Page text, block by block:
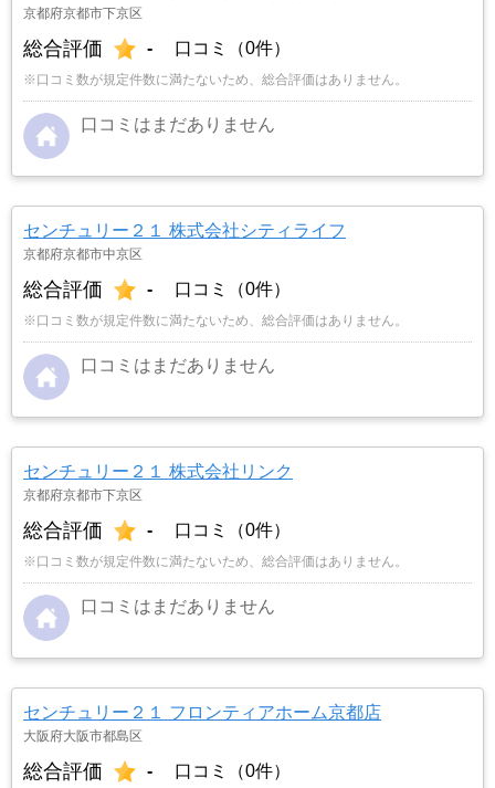
京都府京都市下京区
総合評価 - 口コミ（0件）
※口コミ数が規定件数に満たないため、総合評価はありません。
口コミはまだありません
センチュリー２１ 株式会社シティライフ
京都府京都市中京区
総合評価 - 口コミ（0件）
※口コミ数が規定件数に満たないため、総合評価はありません。
口コミはまだありません
センチュリー２１ 株式会社リンク
京都府京都市下京区
総合評価 - 口コミ（0件）
※口コミ数が規定件数に満たないため、総合評価はありません。
口コミはまだありません
センチュリー２１ フロンティアホーム京都店
大阪府大阪市都島区
総合評価 - 口コミ（0件）